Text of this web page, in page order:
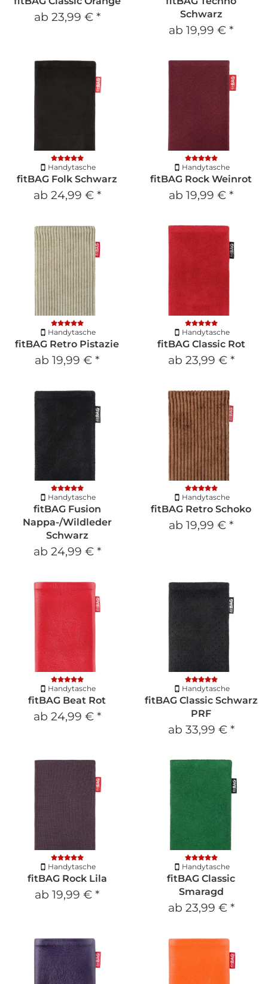
ab 23,99 € *
Schwarz
ab 19,99 € *
Handytasche
fitBAG Folk Schwarz
ab 24,99 € *
Handytasche
fitBAG Rock Weinrot
ab 19,99 € *
Handytasche
fitBAG Retro Pistazie
ab 19,99 € *
Handytasche
fitBAG Classic Rot
ab 23,99 € *
Handytasche
fitBAG Fusion
Nappa-/Wildleder
Schwarz
ab 24,99 € *
Handytasche
fitBAG Retro Schoko
ab 19,99 € *
Handytasche
fitBAG Beat Rot
ab 24,99 € *
Handytasche
fitBAG Classic Schwarz
PRF
ab 33,99 € *
Handytasche
fitBAG Rock Lila
ab 19,99 € *
Handytasche
fitBAG Classic
Smaragd
ab 23,99 € *